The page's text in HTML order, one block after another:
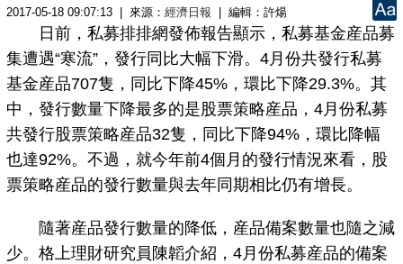
2017-05-18 09:07:13 | 來源：經濟日報 | 編輯：許煬
日前，私募排排網發佈報告顯示，私募基金産品募
集遭遇“寒流”，發行同比大幅下滑。4月份共發行私募
基金産品707隻，同比下降45%，環比下降29.3%。其
中，發行數量下降最多的是股票策略産品，4月份私募
共發行股票策略産品32隻，同比下降94%，環比降幅
也達92%。不過，就今年前4個月的發行情況來看，股
票策略産品的發行數量與去年同期相比仍有增長。
隨著産品發行數量的降低，産品備案數量也隨之減
少。格上理財研究員陳韜介紹，4月份私募産品的備案